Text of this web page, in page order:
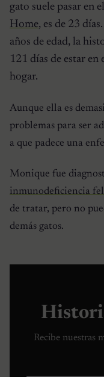
gato suele pasar en
Home, es de 23
años de edad, la
121 días de estar
hogar.
Aunque ella es
problemas para ser
a que padece una
Monique fue
inmunodeficiencia
de tratar, pero no
demás gatos.
Recibe nuestras